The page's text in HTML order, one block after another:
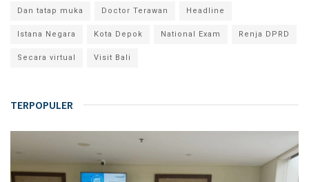
Dan tatap muka Doctor Terawan Headline
Istana Negara Kota Depok National Exam Renja DPRD
Secara virtual Visit Bali
TERPOPULER